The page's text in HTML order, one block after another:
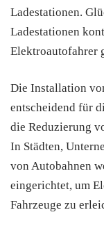
Ladestationen.
Ladestationen
Elektroautofahrer
Die Installation
entscheidend für
die Reduzierung
In Städten,
von Autobahnen
eingerichtet, um
Fahrzeuge zu